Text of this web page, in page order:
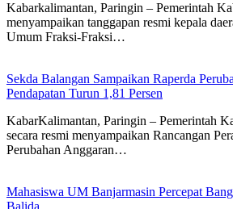
Kabarkalimantan, Paringin – Pemerintah
menyampaikan tanggapan resmi kepala
Umum Fraksi-Fraksi…
Sekda Balangan Sampaikan Raperda
Pendapatan Turun 1,81 Persen
KabarKalimantan, Paringin – Pemerintah
secara resmi menyampaikan Rancangan
Perubahan Anggaran…
Mahasiswa UM Banjarmasin Percepat